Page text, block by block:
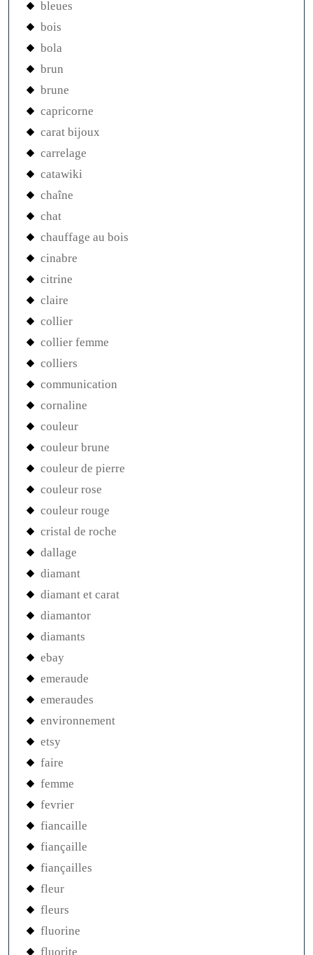
bleues
bois
bola
brun
brune
capricorne
carat bijoux
carrelage
catawiki
chaîne
chat
chauffage au bois
cinabre
citrine
claire
collier
collier femme
colliers
communication
cornaline
couleur
couleur brune
couleur de pierre
couleur rose
couleur rouge
cristal de roche
dallage
diamant
diamant et carat
diamantor
diamants
ebay
emeraude
emeraudes
environnement
etsy
faire
femme
fevrier
fiancaille
fiançaille
fiançailles
fleur
fleurs
fluorine
fluorite